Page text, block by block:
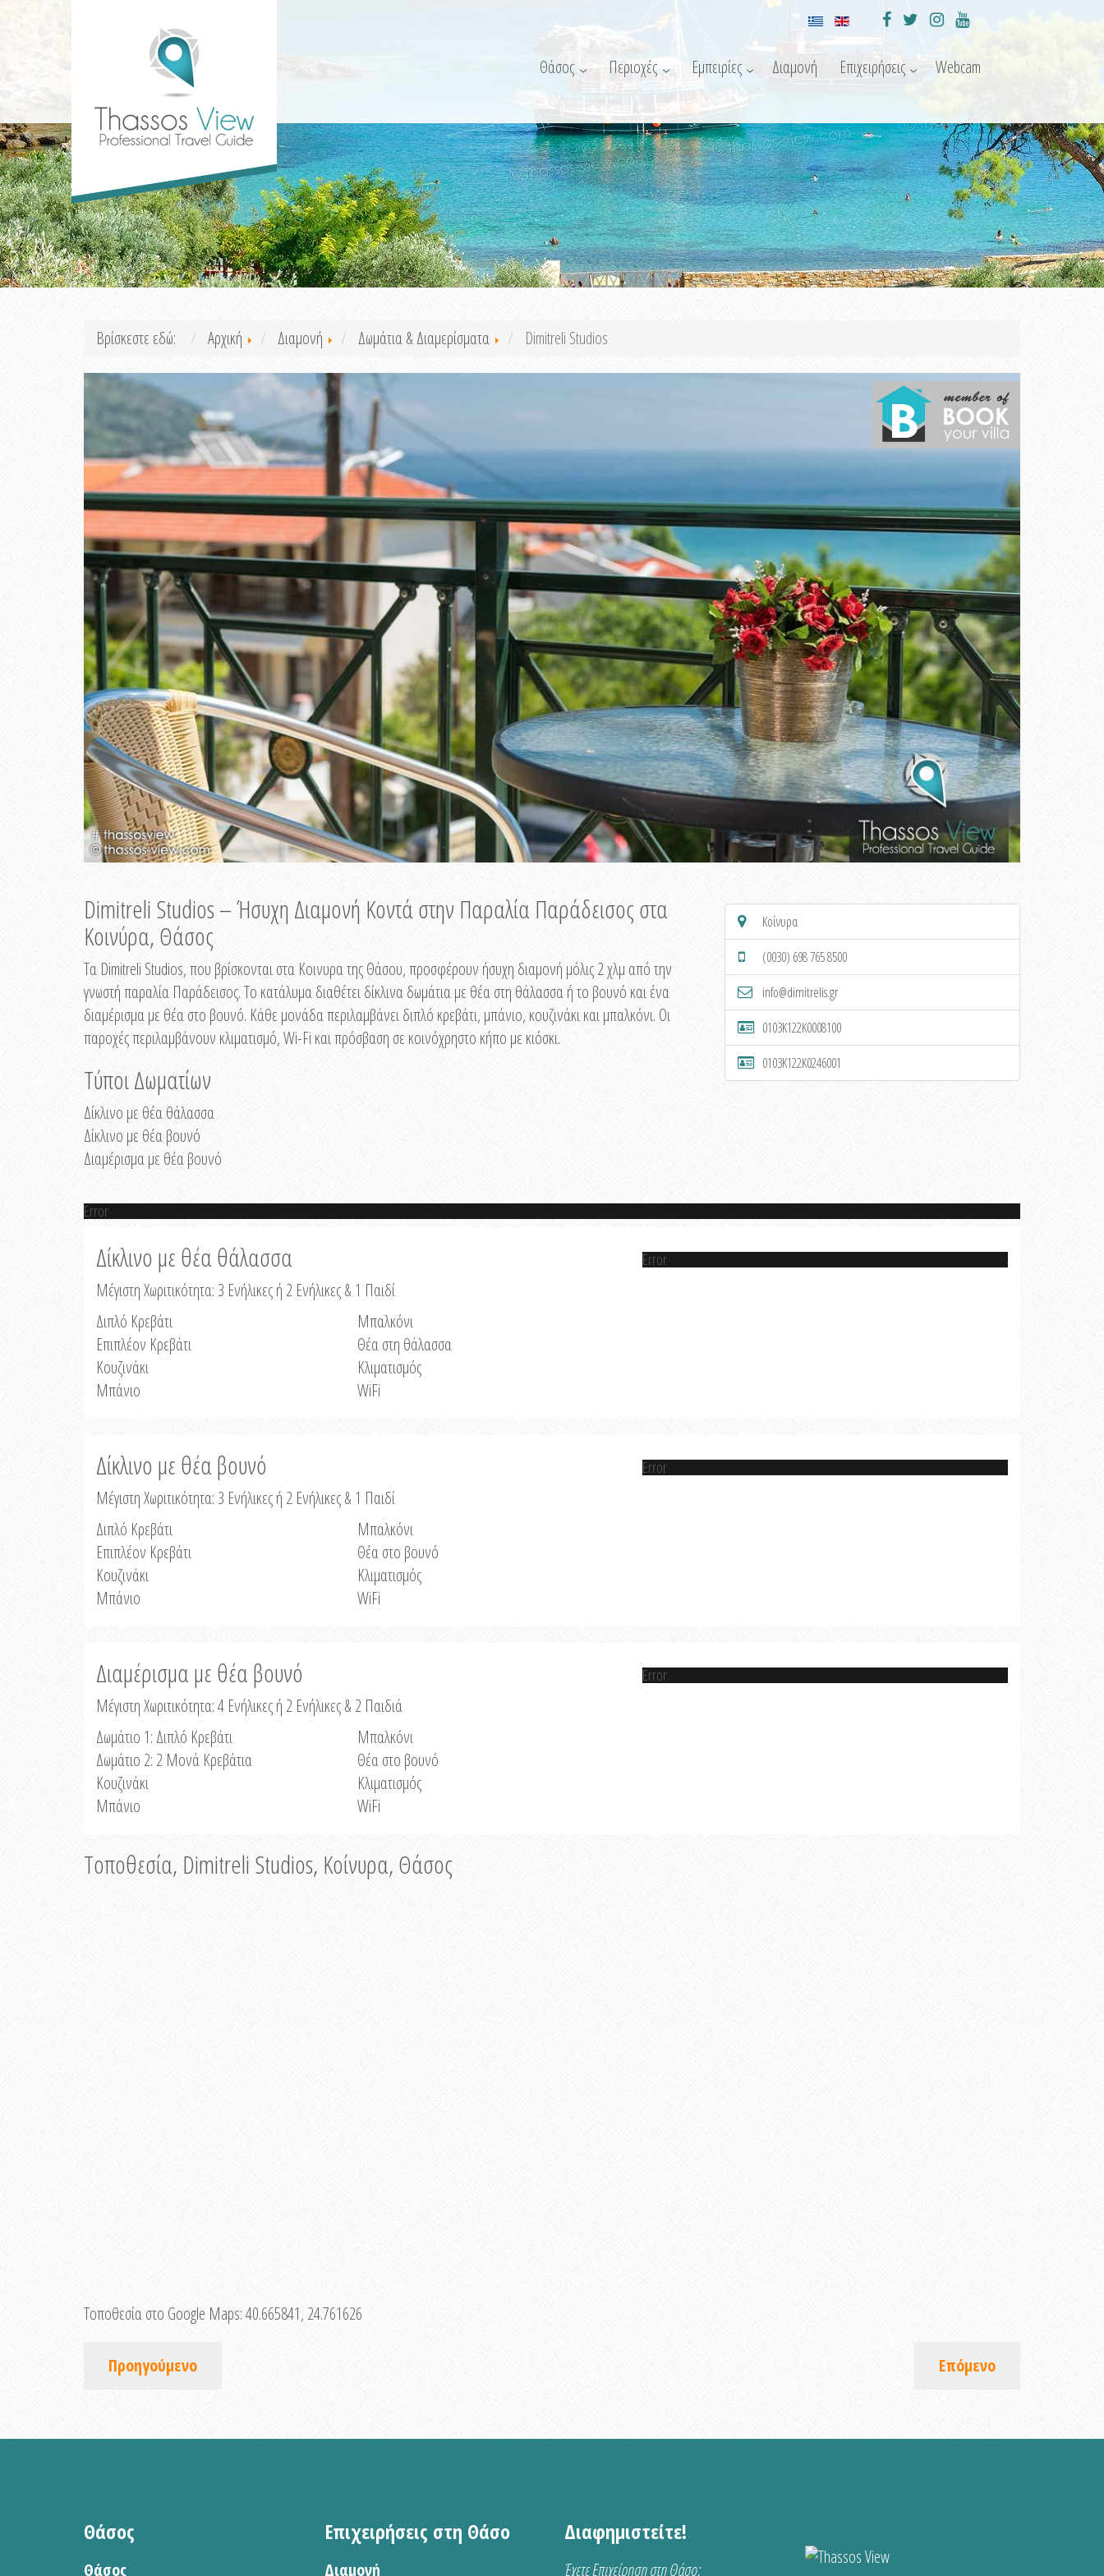
Θάσος Περιοχές Εμπειρίες Διαμονή Επιχειρήσεις Webcam
Βρίσκεστε εδώ: Αρχική Διαμονή Δωμάτια & Διαμερίσματα Dimitreli Studios
Dimitreli Studios – Ήσυχη Διαμονή Κοντά στην Παραλία Παράδεισος στα
Κοινύρα, Θάσος
Τα Dimitreli Studios, που βρίσκονται στα Κοινυρα της Θάσου, προσφέρουν ήσυχη διαμονή μόλις 2 χλμ από την
γνωστή παραλία Παράδεισος. Το κατάλυμα διαθέτει δίκλινα δωμάτια με θέα στη θάλασσα ή το βουνό και ένα
διαμέρισμα με θέα στο βουνό. Κάθε μονάδα περιλαμβάνει διπλό κρεβάτι, μπάνιο, κουζινάκι και μπαλκόνι. Οι
παροχές περιλαμβάνουν κλιματισμό, Wi-Fi και πρόσβαση σε κοινόχρηστο κήπο με κιόσκι.
Τύποι Δωματίων
Δίκλινο με θέα θάλασσα
Δίκλινο με θέα βουνό
Διαμέρισμα με θέα βουνό
Κοίνυρα
(0030) 698 765 8500
info@dimitrelis.gr
0103K122K0008100
0103K122K0246001
Error
Δίκλινο με θέα θάλασσα
Μέγιστη Χωριτικότητα: 3 Ενήλικες ή 2 Ενήλικες & 1 Παιδί
Διπλό Κρεβάτι
Επιπλέον Κρεβάτι
Κουζινάκι
Μπάνιο
Μπαλκόνι
Θέα στη θάλασσα
Κλιματισμός
WiFi
Error
Δίκλινο με θέα βουνό
Μέγιστη Χωριτικότητα: 3 Ενήλικες ή 2 Ενήλικες & 1 Παιδί
Διπλό Κρεβάτι
Επιπλέον Κρεβάτι
Κουζινάκι
Μπάνιο
Μπαλκόνι
Θέα στο βουνό
Κλιματισμός
WiFi
Error
Διαμέρισμα με θέα βουνό
Μέγιστη Χωριτικότητα: 4 Ενήλικες ή 2 Ενήλικες & 2 Παιδιά
Δωμάτιο 1: Διπλό Κρεβάτι
Δωμάτιο 2: 2 Μονά Κρεβάτια
Κουζινάκι
Μπάνιο
Μπαλκόνι
Θέα στο βουνό
Κλιματισμός
WiFi
Error
Τοποθεσία, Dimitreli Studios, Κοίνυρα, Θάσος
Τοποθεσία στο Google Maps:40.665841, 24.761626
Προηγούμενο Επόμενο
Θάσος
Θάσος
Επιχειρήσεις στη Θάσο
Διαμονή
Διαφημιστείτε!
Έχετε Επιχείρηση στη Θάσο;